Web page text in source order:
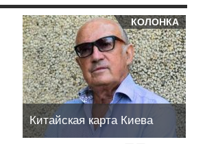
КОЛОНКА
Китайская карта Киева